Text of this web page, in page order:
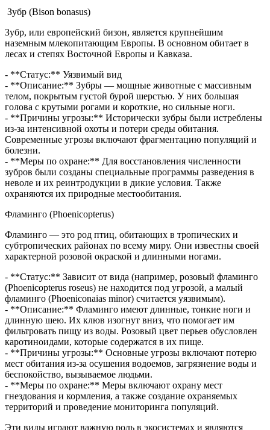
Зубр (Bison bonasus)
Зубр, или европейский бизон, является крупнейшим
наземным млекопитающим Европы. В основном обитает в
лесах и степях Восточной Европы и Кавказа.
- **Статус:** Уязвимый вид
- **Описание:** Зубры — мощные животные с массивным
телом, покрытым густой бурой шерстью. У них большая
голова с крутыми рогами и короткие, но сильные ноги.
- **Причины угрозы:** Исторически зубры были истреблены
из-за интенсивной охоты и потери среды обитания.
Современные угрозы включают фрагментацию популяций и
болезни.
- **Меры по охране:** Для восстановления численности
зубров были созданы специальные программы разведения в
неволе и их реинтродукции в дикие условия. Также
охраняются их природные местообитания.
Фламинго (Phoenicopterus)
Фламинго — это род птиц, обитающих в тропических и
субтропических районах по всему миру. Они известны своей
характерной розовой окраской и длинными ногами.
- **Статус:** Зависит от вида (например, розовый фламинго
(Phoenicopterus roseus) не находится под угрозой, а малый
фламинго (Phoeniconaias minor) считается уязвимым).
- **Описание:** Фламинго имеют длинные, тонкие ноги и
длинную шею. Их клюв изогнут вниз, что помогает им
фильтровать пищу из воды. Розовый цвет перьев обусловлен
каротиноидами, которые содержатся в их пище.
- **Причины угрозы:** Основные угрозы включают потерю
мест обитания из-за осушения водоемов, загрязнение воды и
беспокойство, вызываемое людьми.
- **Меры по охране:** Меры включают охрану мест
гнездования и кормления, а также создание охраняемых
территорий и проведение мониторинга популяций.
Эти виды играют важную роль в экосистемах и являются